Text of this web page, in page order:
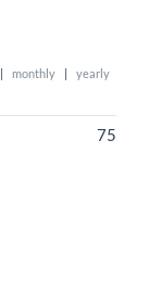
| monthly | yearly
75